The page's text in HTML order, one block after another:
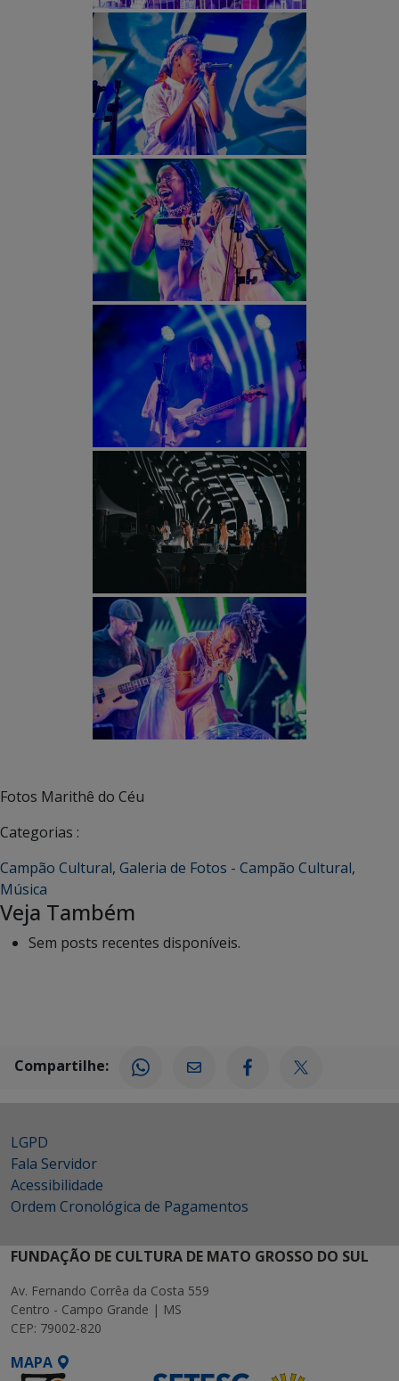
Fotos Marithê do Céu
Categorias :
Campão Cultural, Galeria de Fotos - Campão Cultural,
Música
Veja Também
Sem posts recentes disponíveis.
Compartilhe:
LGPD
Fala Servidor
Acessibilidade
Ordem Cronológica de Pagamentos
FUNDAÇÃO DE CULTURA DE MATO GROSSO DO SUL
Av. Fernando Corrêa da Costa 559
Centro - Campo Grande | MS
CEP: 79002-820
MAPA